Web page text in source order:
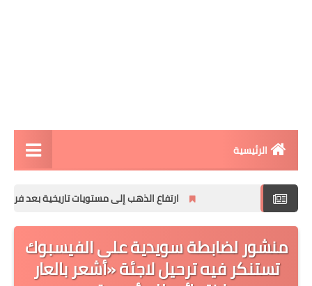
الرئيسية
تطبيقات الاندرويد
تطبيقات الايفون
ارتفاع الذهب إلى مستويات تاريخية بعد فرض الرسوم
منشور لضابطة سويدية على الفيسبوك
تستنكر فيه ترحيل لاجئة «أشعر بالعار